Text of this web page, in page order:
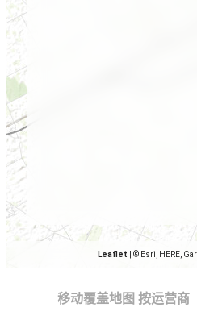
Leaflet © Esri, HERE,
移动覆盖地图 按运营商